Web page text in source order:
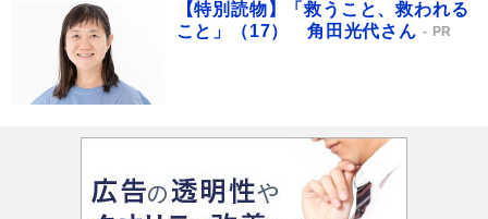
【特別読物】「救うこと、救われる
こと」（17） 角田光代さん
PR